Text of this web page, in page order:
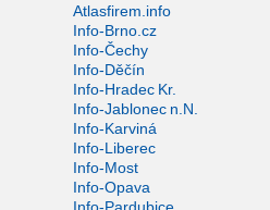
Atlasfirem.info
Info-Brno.cz
Info-Čechy
Info-Děčín
Info-Hradec Kr.
Info-Jablonec n.N.
Info-Karviná
Info-Liberec
Info-Most
Info-Opava
Info-Pardubice